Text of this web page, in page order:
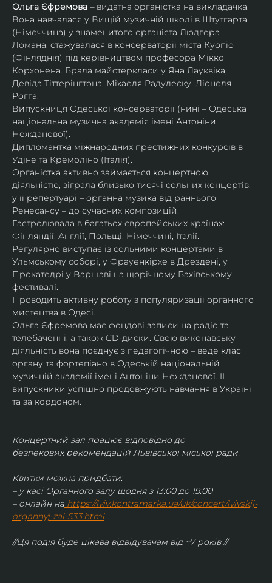
Ольга Єфремова – видатна органістка на викладачка.
Вона навчалася у Вищій музичній школі в Штутгарта
(Німеччина) у знаменитого органіста Людгера
Ломана, стажувалася в консерваторії міста Куопіо
(Фінляднія) під керівництвом професора Мікко
Корхонена. Брала майстеркласи у Яна Лауквіка,
Девіда Тіттерінгтона, Міхаеля Радулеску, Ліонеля
Рогга.
Випускниця Одеської консерваторії (нині – Одеська
національна музична академія імені Антоніни
Нежданової).
Дипломантка міжнародних престижних конкурсів в
Удіне та Кремоліно (Італія).
Органістка активно займається концертною
діяльністю, зіграла близько тисячі сольних концертів,
у її репертуарі – органна музика від раннього
Ренесансу – до сучасних композицій.
Гастролювала в багатьох європейських країнах:
Фінляндії, Англії, Польщі, Німеччині, Італії.
Регулярно виступає із сольними концертами в
Ульмському соборі, у Фрауенкірхе в Дрездені, у
Прокатедрі у Варшаві на щорічному Бахівському
фестивалі.
Проводить активну роботу з популяризації органного
мистецтва в Одесі.
Ольга Єфремова має фондові записи на радіо та
телебаченні, а також CD-диски. Свою виконавську
діяльність вона поєднує з педагогічною – веде клас
органу та фортепіано в Одеській національній
музичній академії імені Антоніни Нежданової. ЇЇ
випускники успішно продовжують навчання в Україні
та за кордоном.
Концертний зал працює відповідно до
безпекових рекомендацій Львівської міської ради.
Квитки можна придбати:
– у касі Органного залу щодня з 13:00 до 19:00
– онлайн на https://lviv.kontramarka.ua/uk/concert/lvivskij-
organnyj-zal-533.html
//Ця подія буде цікава відвідувачам від ~7 років.//